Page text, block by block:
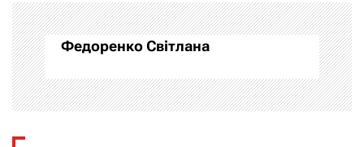
а
ц
і
Федоренко Світлана